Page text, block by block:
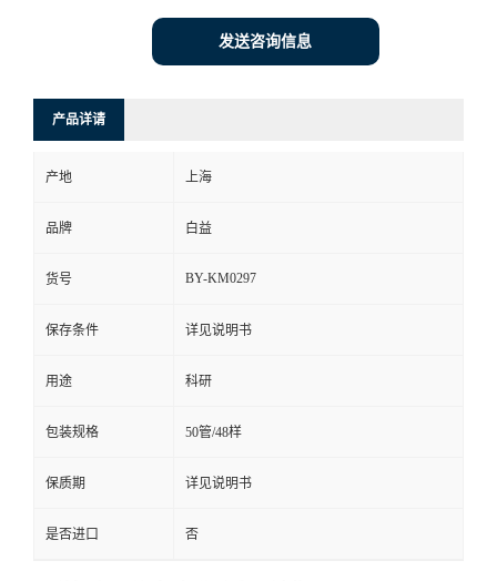
发送咨询信息
产品详请
产地 上海
品牌 白益
货号 BY-KM0297
保存条件 详见说明书
用途 科研
包装规格 50管/48样
保质期 详见说明书
是否进口 否